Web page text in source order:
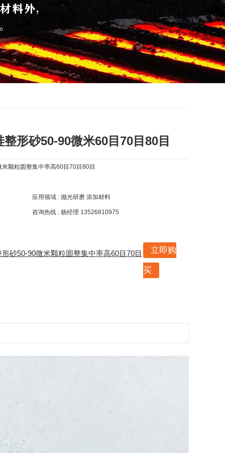
整形砂50-90微米60目70目80目
颗粒圆整集中率高60目70目80目
应用领域 : 抛光研磨 添加材料
咨询热线 : 杨经理 13526810975
砂50-90微米颗粒圆整集中率高60目70目 立即购
买